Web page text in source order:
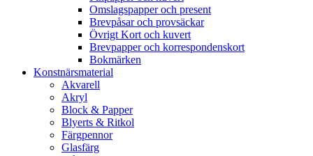
Omslagspapper och present
Brevpåsar och provsäckar
Övrigt Kort och kuvert
Brevpapper och korrespondenskort
Bokmärken
Konstnärsmaterial
Akvarell
Akryl
Block & Papper
Blyerts & Ritkol
Färgpennor
Glasfärg